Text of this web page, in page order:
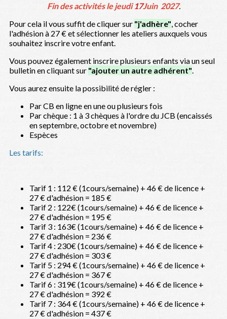
Fin des activités le jeudi 17Juin 2027.
Pour cela il vous suffit de cliquer sur "j'adhère",cocher
l'adhésion à 27 € et sélectionner les ateliers auxquels vous
souhaitez inscrire votre enfant.
Vous pouvez également inscrire plusieurs enfants via un seul
bulletin en cliquant sur "ajouter un autre adhérent".
Vous aurez ensuite la possibilité de régler :
Par CB en ligne en une ou plusieurs fois
Par chèque : 1 à 3 chèques à l'ordre du JCB (encaissés
en septembre, octobre et novembre)
Espèces
Les tarifs:
Tarif 1 : 112 € (1cours/semaine) + 46 € de licence +
27 € d'adhésion = 185 €
Tarif 2 : 122€ (1cours/semaine) + 46 € de licence +
27 € d'adhésion = 195 €
Tarif 3 : 163€ (1cours/semaine) + 46 € de licence +
27 € d'adhésion = 236 €
Tarif 4 : 230€ (1cours/semaine) + 46 € de licence +
27 € d'adhésion = 303 €
Tarif 5 : 294 € (1cours/semaine) + 46 € de licence +
27 € d'adhésion = 367 €
Tarif 6 : 319€ (1cours/semaine) + 46 € de licence +
27 € d'adhésion = 392 €
Tarif 7 : 364 € (1cours/semaine) + 46 € de licence +
27 € d'adhésion = 437 €